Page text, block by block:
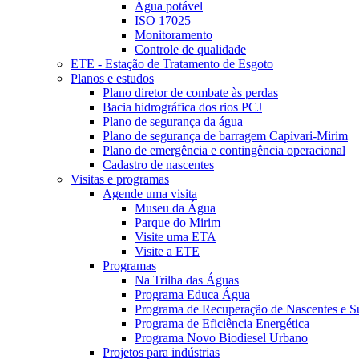
Água potável
ISO 17025
Monitoramento
Controle de qualidade
ETE - Estação de Tratamento de Esgoto
Planos e estudos
Plano diretor de combate às perdas
Bacia hidrográfica dos rios PCJ
Plano de segurança da água
Plano de segurança de barragem Capivari-Mirim
Plano de emergência e contingência operacional
Cadastro de nascentes
Visitas e programas
Agende uma visita
Museu da Água
Parque do Mirim
Visite uma ETA
Visite a ETE
Programas
Na Trilha das Águas
Programa Educa Água
Programa de Recuperação de Nascentes e
Programa de Eficiência Energética
Programa Novo Biodiesel Urbano
Projetos para indústrias